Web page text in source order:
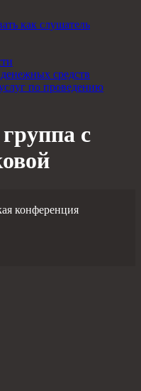
как слушатель
средств
по проведению
с
конференция